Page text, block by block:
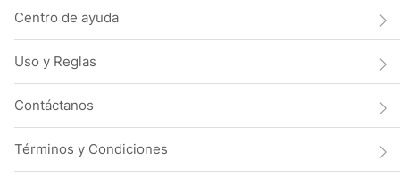
Centro de ayuda
Uso y Reglas
Contáctanos
Términos y Condiciones